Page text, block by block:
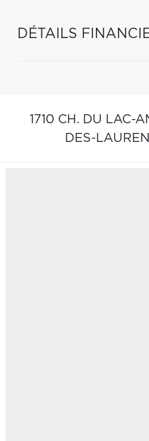
DÉTAILS
1710 CH. DU LAC-
DES-